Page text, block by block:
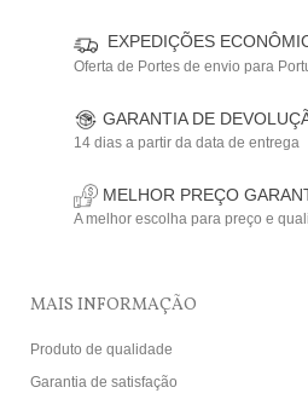
EXPEDIÇÕES
Oferta de Portes de envio para
GARANTIA DE
14 dias a partir da data de entrega
MELHOR PREÇO
A melhor escolha para preço e
MAIS INFORMAÇÃO
Produto de qualidade
Garantia de satisfação